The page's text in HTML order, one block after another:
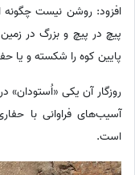
افزود: روشن نیست چگونه
پیچ در پیچ و بزرگ در
پایین کوه را شکسته و یا
روزگار آن یکی
آسیب‌های فراوانی با
است.